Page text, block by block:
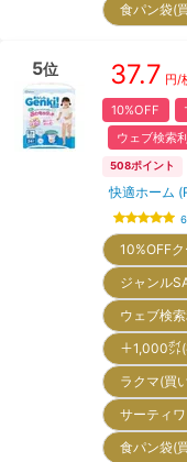
食パン袋(
5位 37.7 円/
10%OFF
ウェブ検索
508ポイント
快適ホーム
10%OFF
ジャンル
ウェブ検
＋1,000
ラクマ(買
サーティ
食パン袋(